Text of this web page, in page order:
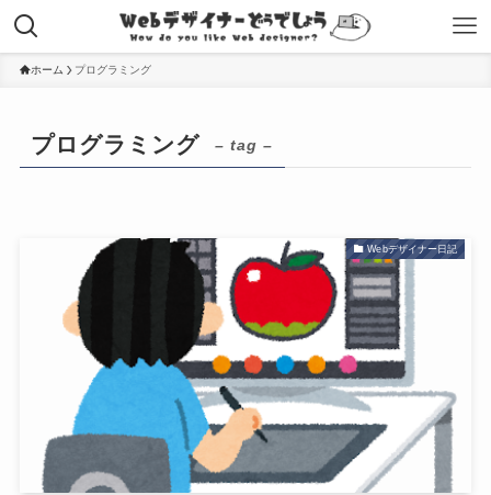
ホーム プログラミング
プログラミング – tag –
Webデザイナー日記